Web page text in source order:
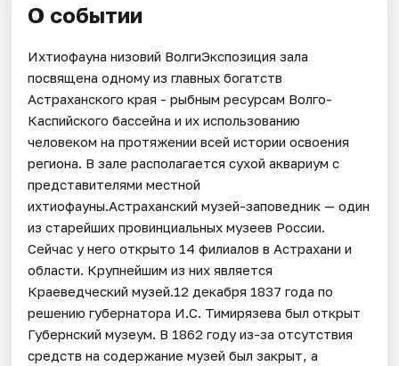
О событии
Ихтиофауна низовий ВолгиЭкспозиция зала
посвящена одному из главных богатств
Астраханского края - рыбным ресурсам Волго-
Каспийского бассейна и их использованию
человеком на протяжении всей истории освоения
региона. В зале располагается сухой аквариум с
представителями местной
ихтиофауны.Астраханский музей-заповедник — один
из старейших провинциальных музеев России.
Сейчас у него открыто 14 филиалов в Астрахани и
области. Крупнейшим из них является
Краеведческий музей.12 декабря 1837 года по
решению губернатора И.С. Тимирязева был открыт
Губернский музеум. В 1862 году из-за отсутствия
средств на содержание музей был закрыт, а